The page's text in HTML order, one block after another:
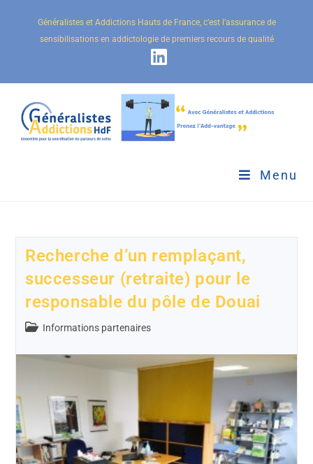
Généralistes et Addictions Hauts de France, c’est l’assurance de
sensibilisations en addictologie de premiers recours de qualité
Menu
Recherche d’un remplaçant,
successeur (retraite) pour le
responsable du pôle de Douai
Informations partenaires